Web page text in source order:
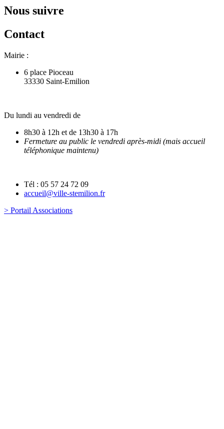
Nous suivre
Contact
Mairie :
6 place Pioceau
33330 Saint-Emilion
Du lundi au vendredi de
8h30 à 12h et de 13h30 à 17h
Fermeture au public le vendredi après-midi (mais accueil
téléphonique maintenu)
Tél : 05 57 24 72 09
accueil@ville-stemilion.fr
> Portail Associations